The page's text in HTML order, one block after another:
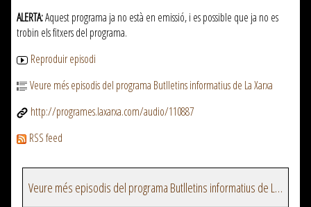
ALERTA:Aquest programa ja no està en emissió, i es possible que ja no es
trobin els fitxers del programa.
Reproduir episodi
Veure més episodis del programa Butlletins informatius de La Xarxa
http://programes.laxarxa.com/audio/110887
RSS feed
Veure més episodis del programa Butlletins informatius de La Xarxa